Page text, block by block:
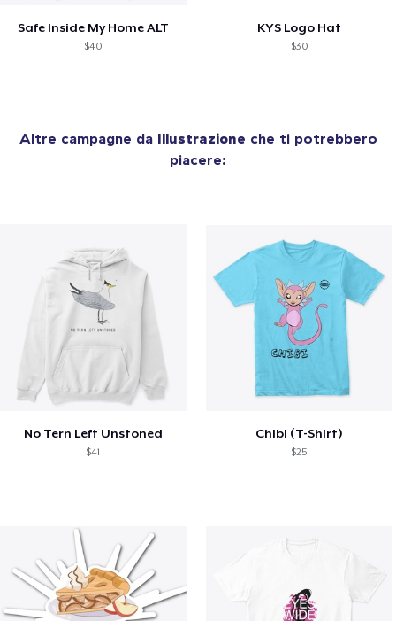
Safe Inside My Home ALT
$40
KYS Logo Hat
$30
Altre campagne da Illustrazione che ti potrebbero
piacere:
No Tern Left Unstoned
$41
Chibi (T-Shirt)
$25